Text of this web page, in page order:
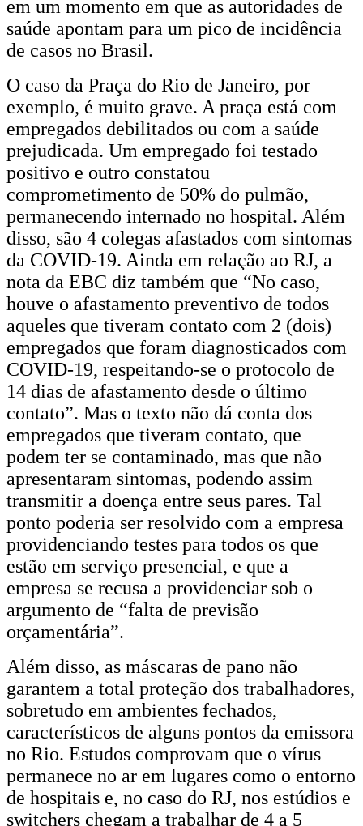
e
SP
em um momento em que as autoridades de
saúde apontam para um pico de incidência
de casos no Brasil.
O caso da Praça do Rio de Janeiro, por
exemplo, é muito grave. A praça está com
empregados debilitados ou com a saúde
prejudicada. Um empregado foi testado
positivo e outro constatou
comprometimento de 50% do pulmão,
permanecendo internado no hospital. Além
disso, são 4 colegas afastados com sintomas
da COVID-19. Ainda em relação ao RJ, a
nota da EBC diz também que “No caso,
houve o afastamento preventivo de todos
aqueles que tiveram contato com 2 (dois)
empregados que foram diagnosticados com
COVID-19, respeitando-se o protocolo de
14 dias de afastamento desde o último
contato”. Mas o texto não dá conta dos
empregados que tiveram contato, que
podem ter se contaminado, mas que não
apresentaram sintomas, podendo assim
transmitir a doença entre seus pares. Tal
ponto poderia ser resolvido com a empresa
providenciando testes para todos os que
estão em serviço presencial, e que a
empresa se recusa a providenciar sob o
argumento de “falta de previsão
orçamentária”.
Além disso, as máscaras de pano não
garantem a total proteção dos trabalhadores,
sobretudo em ambientes fechados,
característicos de alguns pontos da emissora
no Rio. Estudos comprovam que o vírus
permanece no ar em lugares como o entorno
de hospitais e, no caso do RJ, nos estúdios e
switchers chegam a trabalhar de 4 a 5